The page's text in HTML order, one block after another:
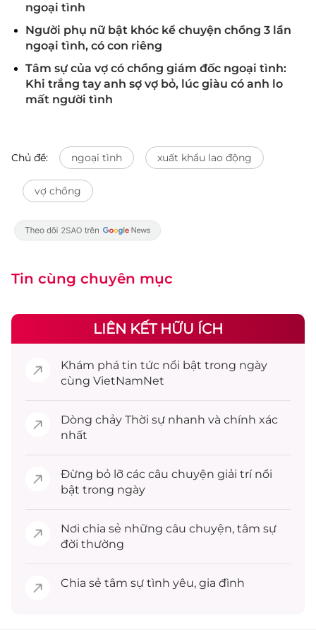
ngoại tình
Người phụ nữ bật khóc kể chuyện chồng 3 lần
ngoại tình, có con riêng
Tâm sự của vợ có chồng giám đốc ngoại tình:
Khi trắng tay anh sợ vợ bỏ, lúc giàu có anh lo
mất người tình
Chủ đề: ngoại tình xuất khẩu lao động
vợ chồng
Tin cùng chuyên mục
LIÊN KẾT HỮU ÍCH
Khám phá tin tức nổi bật trong ngày
cùng VietNamNet
Dòng chảy Thời sự nhanh và chính xác
nhất
Đừng bỏ lỡ các câu chuyện giải trínổi
bật trong ngày
Nơi chia sẻ những câu chuyện, tâm sự
đời thường
Chia sẻ tâm sự tình yêu, gia đình